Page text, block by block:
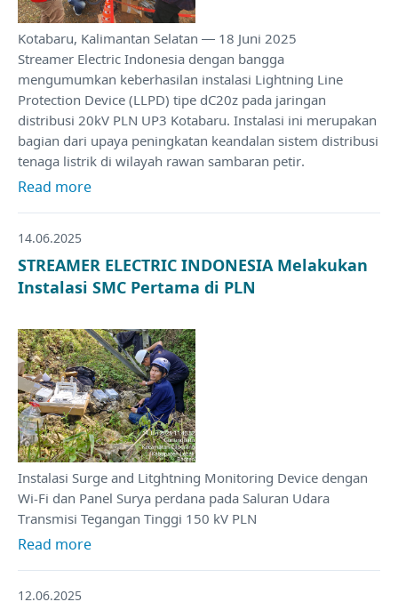
Kotabaru, Kalimantan Selatan — 18 Juni 2025
Streamer Electric Indonesia dengan bangga
mengumumkan keberhasilan instalasi Lightning Line
Protection Device (LLPD) tipe dC20z pada jaringan
distribusi 20kV PLN UP3 Kotabaru. Instalasi ini merupakan
bagian dari upaya peningkatan keandalan sistem distribusi
tenaga listrik di wilayah rawan sambaran petir.
Read more
14.06.2025
STREAMER ELECTRIC INDONESIA Melakukan
Instalasi SMC Pertama di PLN
Instalasi Surge and Litghtning Monitoring Device dengan
Wi-Fi dan Panel Surya perdana pada Saluran Udara
Transmisi Tegangan Tinggi 150 kV PLN
Read more
12.06.2025